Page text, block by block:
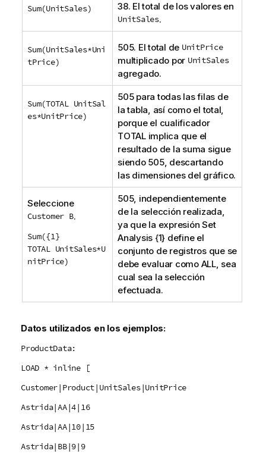
Sum(UnitSales) 38. El total de los valores en
UnitSales.
Sum(UnitSales*Uni
tPrice)
505. El total de UnitPrice
multiplicado por UnitSales
agregado.
Sum(TOTAL UnitSal
es*UnitPrice)
505 para todas las filas de
la tabla, así como el total,
porque el cualificador
TOTALimplica que el
resultado de la suma sigue
siendo 505, descartando
las dimensiones del gráfico.
Seleccione
Customer B.
Sum({1}
TOTAL UnitSales*U
nitPrice)
505, independientemente
de la selección realizada,
ya que la expresión Set
Analysis {1} define el
conjunto de registros que se
debe evaluar como ALL, sea
cual sea la selección
efectuada.
Datos utilizados en los ejemplos:
ProductData:
LOAD * inline [
Customer|Product|UnitSales|UnitPrice
Astrida|AA|4|16
Astrida|AA|10|15
Astrida|BB|9|9